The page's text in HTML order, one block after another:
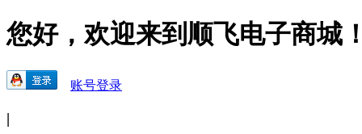
您好，欢迎来到顺飞电子商城
账号登录
|